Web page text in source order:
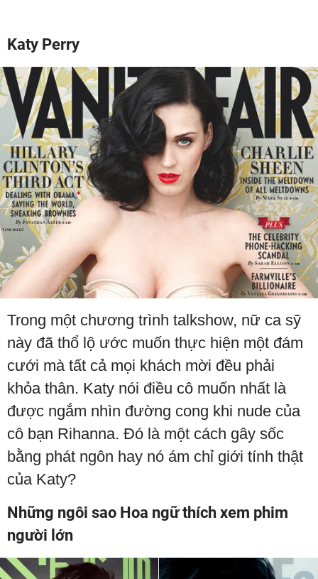
Katy Perry
Trong một chương trình talkshow, nữ ca sỹ
này đã thổ lộ ước muốn thực hiện một đám
cưới mà tất cả mọi khách mời đều phải
khỏa thân. Katy nói điều cô muốn nhất là
được ngắm nhìn đường cong khi nude của
cô bạn Rihanna. Đó là một cách gây sốc
bằng phát ngôn hay nó ám chỉ giới tính thật
của Katy?
Những ngôi sao Hoa ngữ thích xem phim
người lớn